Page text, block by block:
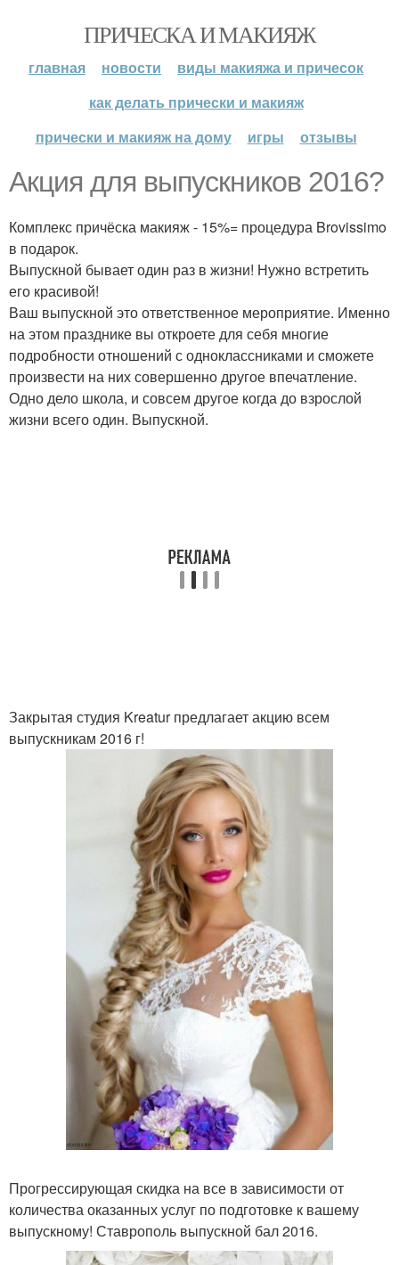
ПРИЧЕСКА И МАКИЯЖ
главная новости
виды макияжа и причесок
как делать прически и макияж
прически и макияж на дому
игры отзывы
Акция для выпускников 2016?
Комплекс причёска макияж - 15%= процедура Brovissimo
в подарок.
Выпускной бывает один раз в жизни! Нужно встретить
его красивой!
Ваш выпускной это ответственное мероприятие. Именно
на этом празднике вы откроете для себя многие
подробности отношений с одноклассниками и сможете
произвести на них совершенно другое впечатление.
Одно дело школа, и совсем другое когда до взрослой
жизни всего один. Выпускной.
Закрытая студия Kreatur предлагает акцию всем
выпускникам 2016 г!
Прогрессирующая скидка на все в зависимости от
количества оказанных услуг по подготовке к вашему
выпускному! Ставрополь выпускной бал 2016.